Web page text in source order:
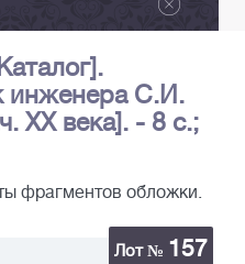
инженера С.И.
XX века]. - 8 с.;
фрагментов обложки.
Лот № 157